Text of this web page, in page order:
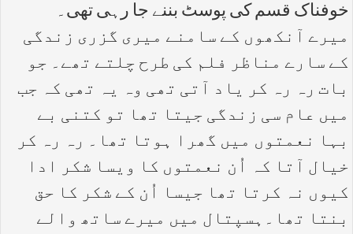
خوفناک قسم کی پوسٹ بننے جا رہی تھی۔
میرے آنکھوں کے سامنے میری گزری زندگی
کے سارے مناظر فلم کی طرح چلتے تھے۔ جو
بات رہ رہ کر یاد آتی تھی وہ یہ تھی کہ جب
میں عام سی زندگی جیتا تھا تو کتنی بے
بہا نعمتوں میں گھرا ہوتا تھا۔ رہ رہ کر
خیال آتا کہ اُن نعمتوں کا ویسا شکر ادا
کیوں نہ کرتا تھا جیسا اُن کے شکر کا حق
بنتا تھا۔ہسپتال میں میرے ساتھ والے